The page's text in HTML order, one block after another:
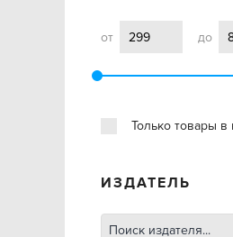
от до
Только товары в
ИЗДАТЕЛЬ